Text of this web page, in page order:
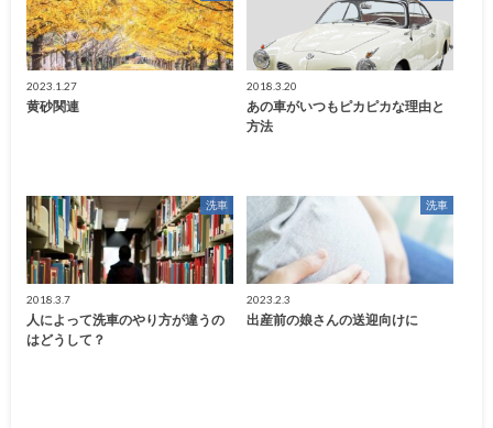
2023.1.27
黄砂関連
2018.3.20
あの車がいつもピカピカな理由と
方法
洗車
2018.3.7
人によって洗車のやり方が違うの
はどうして？
洗車
2023.2.3
出産前の娘さんの送迎向けに